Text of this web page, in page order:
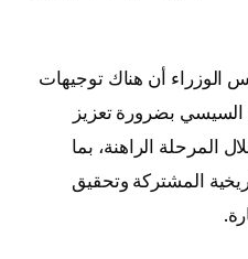
الوزراء أن هناك توجيهات
بضرورة تعزيز
المرحلة الراهنة، بما
المشتركة وتحقيق